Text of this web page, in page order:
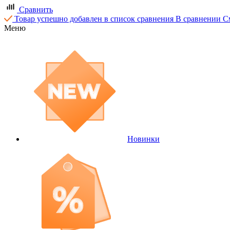
Сравнить
Товар успешно добавлен в список сравнения В сравнении
Меню
Новинки